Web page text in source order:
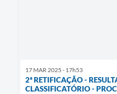
17 MAR 2025 - 17h53
2ª RETIFICAÇÃO -
CLASSIFICATÓRIO -